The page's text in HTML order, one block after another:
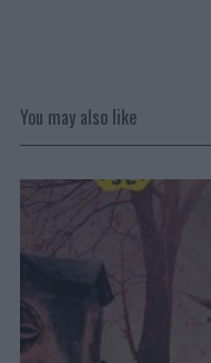
You may also like